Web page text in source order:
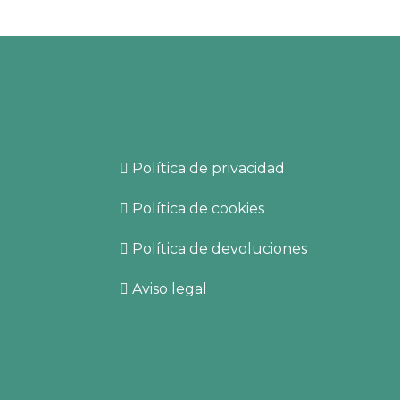
Política de privacidad
Política de cookies
Política de devoluciones
Aviso legal